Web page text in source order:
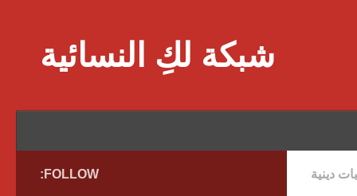
شبكة لكِ النسائية
دينية FOLLOW: